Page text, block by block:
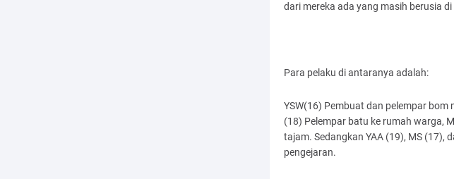
dari mereka ada yang masih berusia
Para pelaku di antaranya adalah:
YSW(16) Pembuat dan pelempar
(18) Pelempar batu ke rumah warga,
tajam. Sedangkan YAA (19), MS (17),
pengejaran.